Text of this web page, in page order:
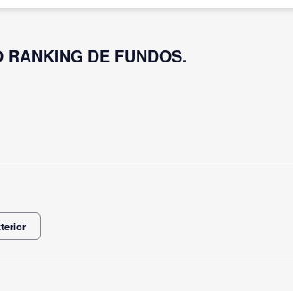
DE FUNDOS.